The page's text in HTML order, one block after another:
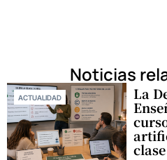
Noticias
ACTUALIDAD La